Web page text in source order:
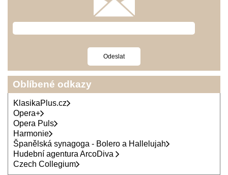
Oblíbené odkazy
KlasikaPlus.cz
Opera+
Opera Puls
Harmonie
Španělská synagoga - Bolero a Hallelujah
Hudební agentura ArcoDiva
Czech Collegium